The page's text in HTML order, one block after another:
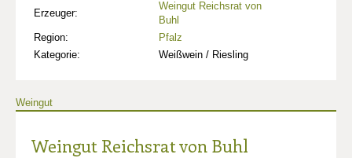
Erzeuger:
Weingut Reichsrat von
Buhl
Region:
Pfalz
Kategorie:
Weißwein / Riesling
Weingut
Weingut Reichsrat von Buhl